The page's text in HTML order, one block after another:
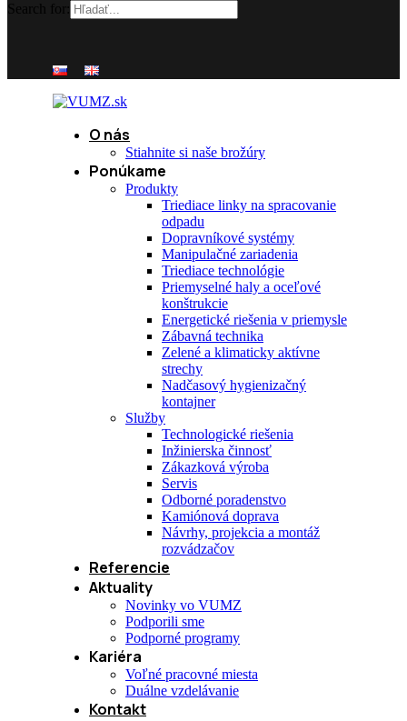
Search for:
O nás
Stiahnite si naše brožúry
Ponúkame
Produkty
Triediace linky na spracovanie
odpadu
Dopravníkové systémy
Manipulačné zariadenia
Triediace technológie
Priemyselné haly a oceľové
konštrukcie
Energetické riešenia v priemysle
Zábavná technika
Zelené a klimaticky aktívne
strechy
Nadčasový hygienizačný
kontajner
Služby
Technologické riešenia
Inžinierska činnosť
Zákazková výroba
Servis
Odborné poradenstvo
Kamiónová doprava
Návrhy, projekcia a montáž
rozvádzačov
Referencie
Aktuality
Novinky vo VUMZ
Podporili sme
Podporné programy
Kariéra
Voľné pracovné miesta
Duálne vzdelávanie
Kontakt